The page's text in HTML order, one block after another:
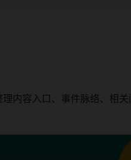
内容入口、事件脉络、相关